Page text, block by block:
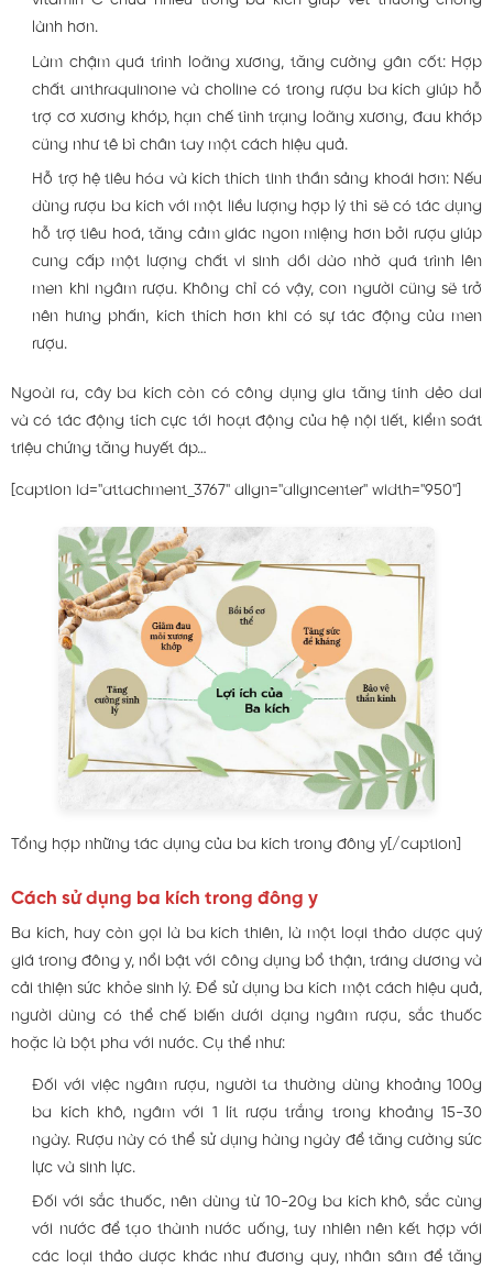
lành hơn.
Làm chậm quá trình loãng xương, tăng cường gân cốt: Hợp
chất anthraquinone và choline có trong rượu ba kích giúp hỗ
trợ cơ xương khớp, hạn chế tình trạng loãng xương, đau khớp
cũng như tê bì chân tay một cách hiệu quả.
Hỗ trợ hệ tiêu hóa và kích thích tinh thần sảng khoái hơn: Nếu
dùng rượu ba kích với một liều lượng hợp lý thì sẽ có tác dụng
hỗ trợ tiêu hoá, tăng cảm giác ngon miệng hơn bởi rượu giúp
cung cấp một lượng chất vi sinh dồi dào nhờ quá trình lên
men khi ngâm rượu. Không chỉ có vậy, con người cũng sẽ trở
nên hưng phấn, kích thích hơn khi có sự tác động của men
rượu.
Ngoài ra, cây ba kích còn có công dụng gia tăng tính dẻo dai
và có tác động tích cực tới hoạt động của hệ nội tiết, kiểm soát
triệu chứng tăng huyết áp…
[caption id="attachment_3767" align="aligncenter" width="950"]
Tổng hợp những tác dụng của ba kích trong đông y[/caption]
Cách sử dụng ba kích trong đông y
Ba kích, hay còn gọi là ba kích thiên, là một loại thảo dược quý
giá trong đông y, nổi bật với công dụng bổ thận, tráng dương và
cải thiện sức khỏe sinh lý. Để sử dụng ba kích một cách hiệu quả,
người dùng có thể chế biến dưới dạng ngâm rượu, sắc thuốc
hoặc là bột pha với nước. Cụ thể như:
Đối với việc ngâm rượu, người ta thường dùng khoảng 100g
ba kích khô, ngâm với 1 lít rượu trắng trong khoảng 15-30
ngày. Rượu này có thể sử dụng hàng ngày để tăng cường sức
lực và sinh lực.
Đối với sắc thuốc, nên dùng từ 10-20g ba kích khô, sắc cùng
với nước để tạo thành nước uống, tuy nhiên nên kết hợp với
các loại thảo dược khác như đương quy, nhân sâm để tăng